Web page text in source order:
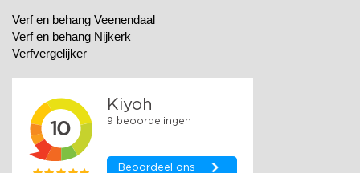
Verf en behang Veenendaal
Verf en behang Nijkerk
Verfvergelijker